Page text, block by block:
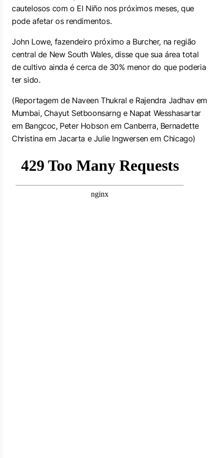
cautelosos com o El Niño nos próximos meses, que
pode afetar os rendimentos.
John Lowe, fazendeiro próximo a Burcher, na região
central de New South Wales, disse que sua área total
de cultivo ainda é cerca de 30% menor do que poderia
ter sido.
(Reportagem de Naveen Thukral e Rajendra Jadhav em
Mumbai, Chayut Setboonsarng e Napat Wesshasartar
em Bangcoc, Peter Hobson em Canberra, Bernadette
Christina em Jacarta e Julie Ingwersen em ​Chicago)